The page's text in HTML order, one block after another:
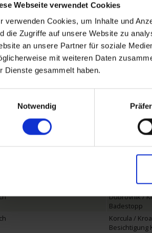
Webseite verwendet Cookies
verwenden Cookies, um Inhalte und
die Zugriffe auf unsere Website zu
an unsere Partner für soziale
mit weiteren Daten
Dienste gesammelt haben.
Notwendig
Kreuzfahrt vom 02.05.2026 bis zum
Hafen
Split /
Einschiffung
Baden am
Besichtigung
Hvar /
Badestopp
Mljet /
Dubrovnik /
Badestopp
Korcula /
Besichtigung